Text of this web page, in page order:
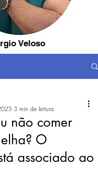
Veloso
não comer
O
associado ao
3 min de leitura